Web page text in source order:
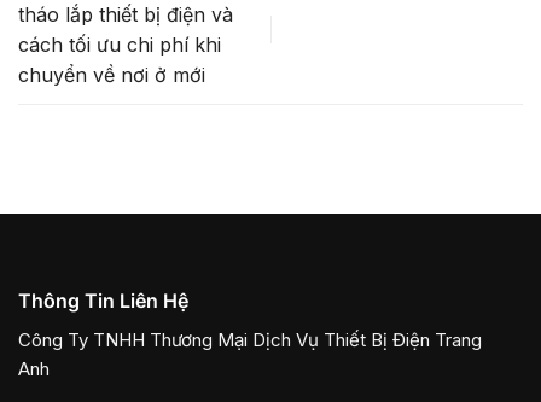
tháo lắp thiết bị điện và
cách tối ưu chi phí khi
chuyển về nơi ở mới
Thông Tin Liên Hệ
Công Ty TNHH Thương Mại Dịch Vụ Thiết Bị Điện Trang
Anh